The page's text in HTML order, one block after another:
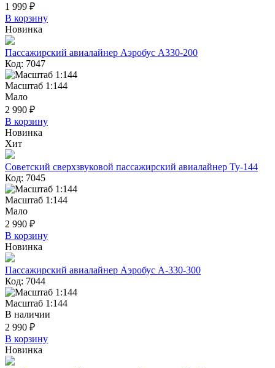
1 999 ₽
В корзину
Новинка
Пассажирский авиалайнер Аэробус А330-200
Код: 7047
Масштаб 1:144
Мало
2 990 ₽
В корзину
Новинка
Хит
Советский сверхзвуковой пассажирский авиалайнер Ту-144
Код: 7045
Масштаб 1:144
Мало
2 990 ₽
В корзину
Новинка
Пассажирский авиалайнер Аэробус А-330-300
Код: 7044
Масштаб 1:144
В наличии
2 990 ₽
В корзину
Новинка